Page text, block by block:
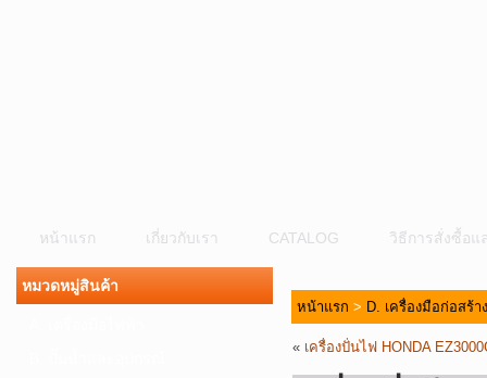
หน้าแรก เกี่ยวกับเรา CATALOG วิธีการสั่งซื้อแ
หมวดหมู่สินค้า
หน้าแรก > D. เครื่องมือก่อสร้
« เครื่องปั่นไฟ HONDA